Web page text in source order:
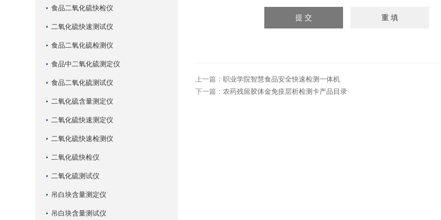
食品二氧化硫快检仪
二氧化硫快速测试仪
食品二氧化硫检测仪
食品中二氧化硫测定仪
食品二氧化硫测试仪
二氧化硫含量测定仪
二氧化硫快速测定仪
二氧化硫快速检测仪
二氧化硫快检仪
二氧化硫测试仪
吊白块含量测定仪
吊白块含量测试仪
上一篇： 职业学院智慧食品安全快速检测一体机
下一篇： 农药残留胶体金免疫层析检测卡产品目录